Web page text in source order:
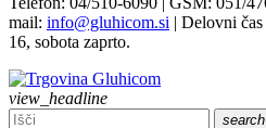
mail: info@gluhicom.si | Delovni
16, sobota zaprto.
view_headline
search